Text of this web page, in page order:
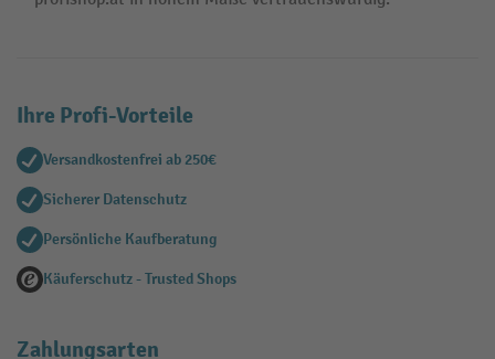
Ihre Profi-Vorteile
Versandkostenfrei ab 250€
Sicherer Datenschutz
Persönliche Kaufberatung
Käuferschutz - Trusted Shops
Zahlungsarten